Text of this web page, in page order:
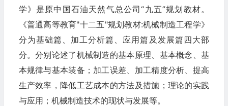
学》是原中国石油天然气总公司“九五”规划教材。
《普通高等教育"十二五"规划教材:机械制造工程学》
分为基础篇、加工分析篇、应用篇及发展篇四大部
分。分别论述了机械制造的基本原理、基本概念、基
本规律与基本装备；加工误差、加工精度分析、提高
生产效率，降低工艺成本的方法及措施；理论的实践
与应用；机械制造技术的现状与发展等。